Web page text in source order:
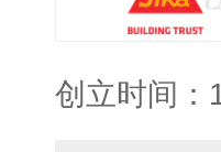
创立时间：